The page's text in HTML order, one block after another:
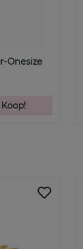
Onesize
Koop!